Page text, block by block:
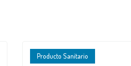
Producto Sanitario